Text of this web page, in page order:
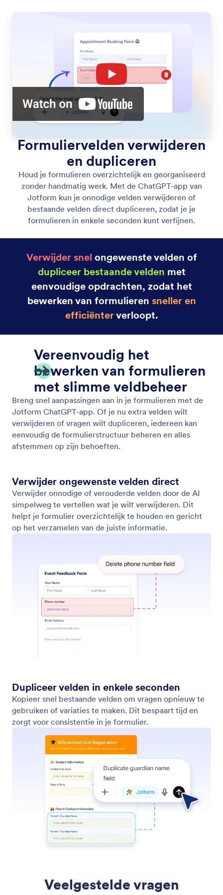
Formuliervelden verwijderen
en dupliceren
Houd je formulieren overzichtelijk en georganiseerd
zonder handmatig werk. Met de ChatGPT-app van
Jotform kun je onnodige velden verwijderen of
bestaande velden direct dupliceren, zodat je je
formulieren in enkele seconden kunt verfijnen.
Verwijder snel ongewenste velden of
dupliceer bestaande velden met
eenvoudige opdrachten, zodat het
bewerken van formulieren sneller en
efficiënterverloopt.
Vereenvoudig het
bewerken van formulieren
met slimme veldbeheer
Breng snel aanpassingen aan in je formulieren met de
Jotform ChatGPT-app. Of je nu extra velden wilt
verwijderen of vragen wilt dupliceren, iedereen kan
eenvoudig de formulierstructuur beheren en alles
afstemmen op zijn behoeften.
Verwijder ongewenste velden direct
Verwijder onnodige of verouderde velden door de AI
simpelweg te vertellen wat je wilt verwijderen. Dit
helpt je formulier overzichtelijk te houden en gericht
op het verzamelen van de juiste informatie.
Dupliceer velden in enkele seconden
Kopieer snel bestaande velden om vragen opnieuw te
gebruiken of variaties te maken. Dit bespaart tijd en
zorgt voor consistentie in je formulier.
Veelgestelde vragen